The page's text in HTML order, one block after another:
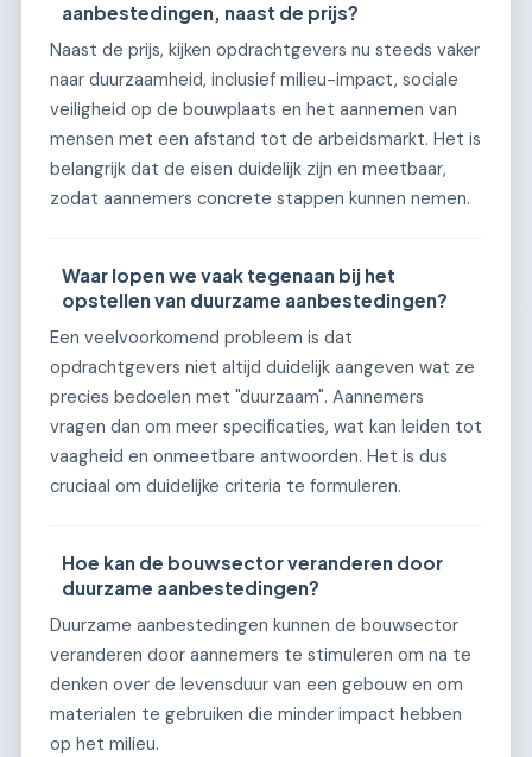
aanbestedingen, naast de prijs?
Naast de prijs, kijken opdrachtgevers nu steeds vaker
naar duurzaamheid, inclusief milieu-impact, sociale
veiligheid op de bouwplaats en het aannemen van
mensen met een afstand tot de arbeidsmarkt. Het is
belangrijk dat de eisen duidelijk zijn en meetbaar,
zodat aannemers concrete stappen kunnen nemen.
Waar lopen we vaak tegenaan bij het
opstellen van duurzame aanbestedingen?
Een veelvoorkomend probleem is dat
opdrachtgevers niet altijd duidelijk aangeven wat ze
precies bedoelen met "duurzaam". Aannemers
vragen dan om meer specificaties, wat kan leiden tot
vaagheid en onmeetbare antwoorden. Het is dus
cruciaal om duidelijke criteria te formuleren.
Hoe kan de bouwsector veranderen door
duurzame aanbestedingen?
Duurzame aanbestedingen kunnen de bouwsector
veranderen door aannemers te stimuleren om na te
denken over de levensduur van een gebouw en om
materialen te gebruiken die minder impact hebben
op het milieu.